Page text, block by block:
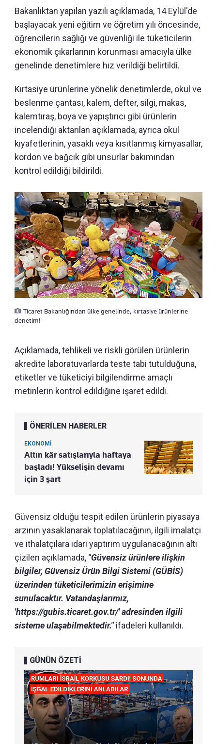
Bakanlıktan yapılan yazılı açıklamada, 14 Eylül'de
başlayacak yeni eğitim ve öğretim yılı öncesinde,
öğrencilerin sağlığı ve güvenliği ile tüketicilerin
ekonomik çıkarlarının korunması amacıyla ülke
genelinde denetimlere hız verildiği belirtildi.
Kırtasiye ürünlerine yönelik denetimlerde, okul ve
beslenme çantası, kalem, defter, silgi, makas,
kalemtıraş, boya ve yapıştırıcı gibi ürünlerin
incelendiği aktarılan açıklamada, ayrıca okul
kıyafetlerinin, yasaklı veya kısıtlanmış kimyasallar,
kordon ve bağcık gibi unsurlar bakımından
kontrol edildiği bildirildi.
Ticaret Bakanlığından ülke genelinde, kırtasiye ürünlerine
denetim!
Açıklamada, tehlikeli ve riskli görülen ürünlerin
akredite laboratuvarlarda teste tabi tutulduğuna,
etiketler ve tüketiciyi bilgilendirme amaçlı
metinlerin kontrol edildiğine işaret edildi.
ÖNERİLEN HABERLER
EKONOMİ
Altın kâr satışlarıyla haftaya
başladı! Yükselişin devamı
için 3 şart
Güvensiz olduğu tespit edilen ürünlerin piyasaya
arzının yasaklanarak toplatılacağının, ilgili imalatçı
ve ithalatçılara idari yaptırım uygulanacağının altı
çizilen açıklamada, "Güvensiz ürünlere ilişkin
bilgiler, Güvensiz Ürün Bilgi Sistemi (GÜBİS)
üzerinden tüketicilerimizin erişimine
sunulacaktır. Vatandaşlarımız,
'https://gubis.ticaret.gov.tr/' adresinden ilgili
sisteme ulaşabilmektedir."ifadeleri kullanıldı.
GÜNÜN ÖZETİ